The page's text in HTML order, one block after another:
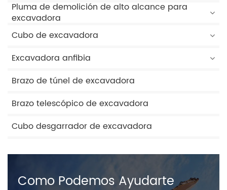
Pluma de demolición de alto alcance para
excavadora
Cubo de excavadora
Excavadora anfibia
Brazo de túnel de excavadora
Brazo telescópico de excavadora
Cubo desgarrador de excavadora
Como Podemos Ayudarte